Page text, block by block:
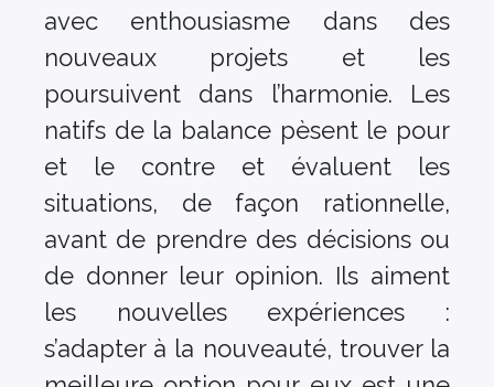
avec enthousiasme dans des
nouveaux projets et les
poursuivent dans l’harmonie. Les
natifs de la balance pèsent le pour
et le contre et évaluent les
situations, de façon rationnelle,
avant de prendre des décisions ou
de donner leur opinion. Ils aiment
les nouvelles expériences :
s’adapter à la nouveauté, trouver la